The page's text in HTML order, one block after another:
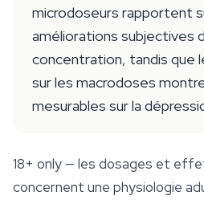
microdoseurs rapportent
améliorations subjectives
concentration, tandis que
sur les macrodoses
mesurables sur la
18+ only — les dosages et
concernent une physiologie